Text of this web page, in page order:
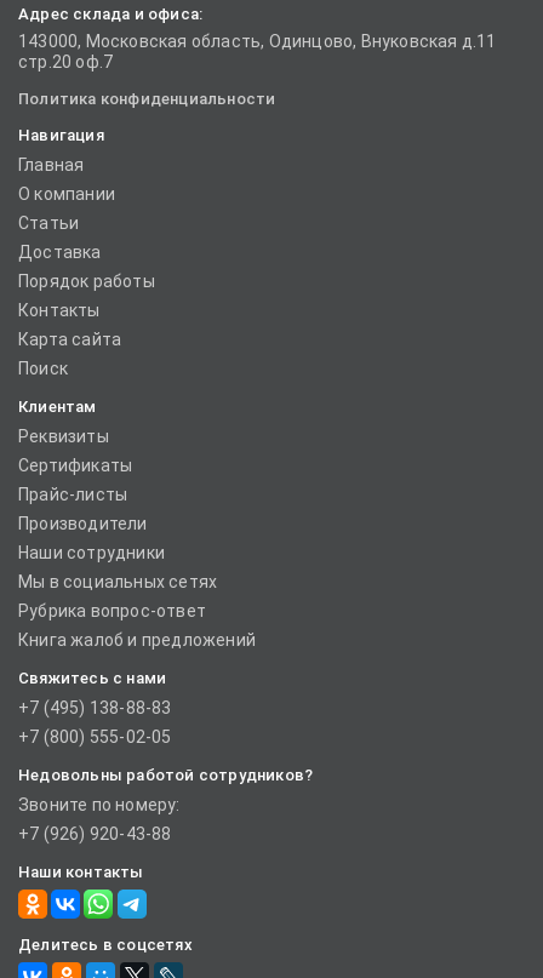
Адрес склада и офиса:
143000, Московская область, Одинцово, Внуковская д.11
стр.20 оф.7
Политика конфиденциальности
Навигация
Главная
О компании
Статьи
Доставка
Порядок работы
Контакты
Карта сайта
Поиск
Клиентам
Реквизиты
Сертификаты
Прайс-листы
Производители
Наши сотрудники
Мы в социальных сетях
Рубрика вопрос-ответ
Книга жалоб и предложений
Свяжитесь с нами
+7 (495) 138-88-83
+7 (800) 555-02-05
Недовольны работой сотрудников?
Звоните по номеру:
+7 (926) 920-43-88
Наши контакты
Делитесь в соцсетях